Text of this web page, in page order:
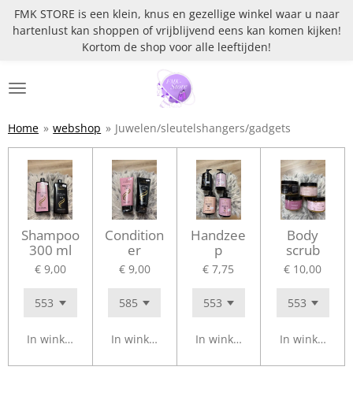
Ga
direct
hoofdinhoud
FMK STORE is een klein, knus en gezellige winkel waar u naar
hartenlust kan shoppen of vrijblijvend eens kan komen kijken!
Kortom de shop voor alle leeftijden!
Home » webshop » Juwelen/sleutelshangers/gadgets
Shampoo
300 ml
€ 9,00
In winkelwagen
Condition
er
€ 9,00
In winkelwagen
Handzee
p
€ 7,75
In winkelwagen
Body
scrub
€ 10,00
In